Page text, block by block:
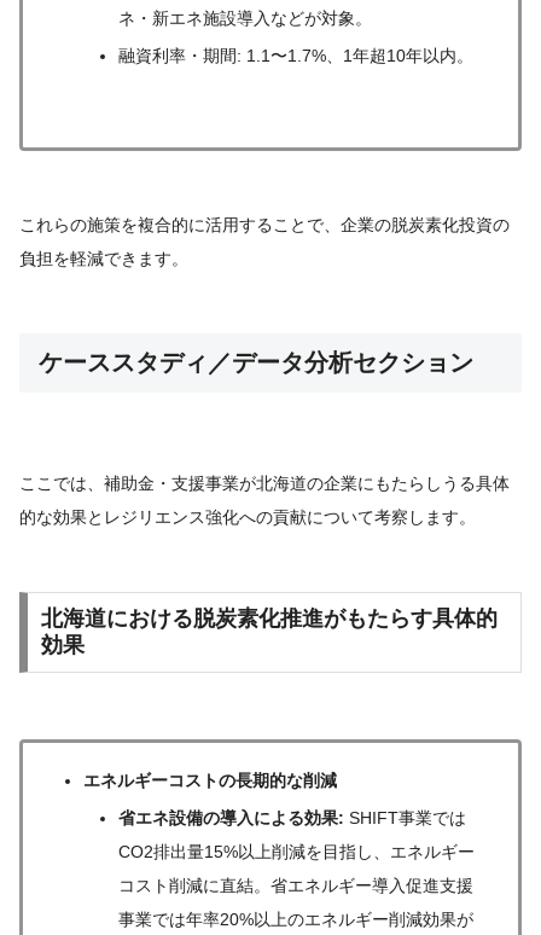
ネ・新エネ施設導入などが対象。
融資利率・期間: 1.1〜1.7%、1年超10年以内。
これらの施策を複合的に活用することで、企業の脱炭素化投資の
負担を軽減できます。
ケーススタディ／データ分析セクション
ここでは、補助金・支援事業が北海道の企業にもたらしうる具体
的な効果とレジリエンス強化への貢献について考察します。
北海道における脱炭素化推進がもたらす具体的
効果
エネルギーコストの長期的な削減
省エネ設備の導入による効果: SHIFT事業では
CO2排出量15%以上削減を目指し、エネルギー
コスト削減に直結。省エネルギー導入促進支援
事業では年率20%以上のエネルギー削減効果が